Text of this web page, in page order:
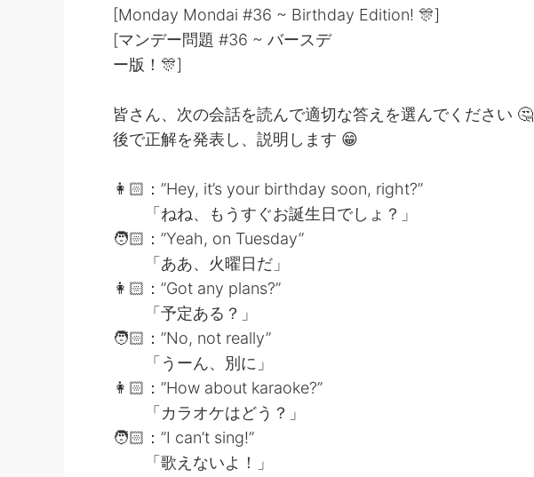
[Monday Mondai #36 ~ Birthday Edition! 🎊]
[マンデー問題 #36 ~ バースデ
ー版！🎊]
皆さん、次の会話を読んで適切な答えを選んでください 🤔
後で正解を発表し、説明します 😁
👩🏻：”Hey, it’s your birthday soon, right?”
「ねね、もうすぐお誕生日でしょ？」
🧑🏻：”Yeah, on Tuesday”
「ああ、火曜日だ」
👩🏻：”Got any plans?”
「予定ある？」
🧑🏻：”No, not really”
「うーん、別に」
👩🏻：”How about karaoke?”
「カラオケはどう？」
🧑🏻：”I can’t sing!”
「歌えないよ！」